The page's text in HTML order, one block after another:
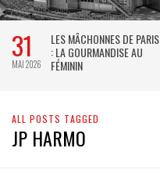
31
MAI 2026
LES MÂCHONNES DE PARIS
: LA GOURMANDISE AU
FÉMININ
ALL POSTS TAGGED
JP HARMO